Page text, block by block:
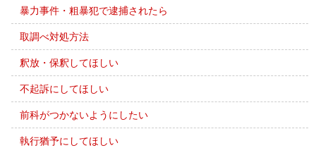
暴力事件・粗暴犯で逮捕されたら
取調べ対処方法
釈放・保釈してほしい
不起訴にしてほしい
前科がつかないようにしたい
執行猶予にしてほしい